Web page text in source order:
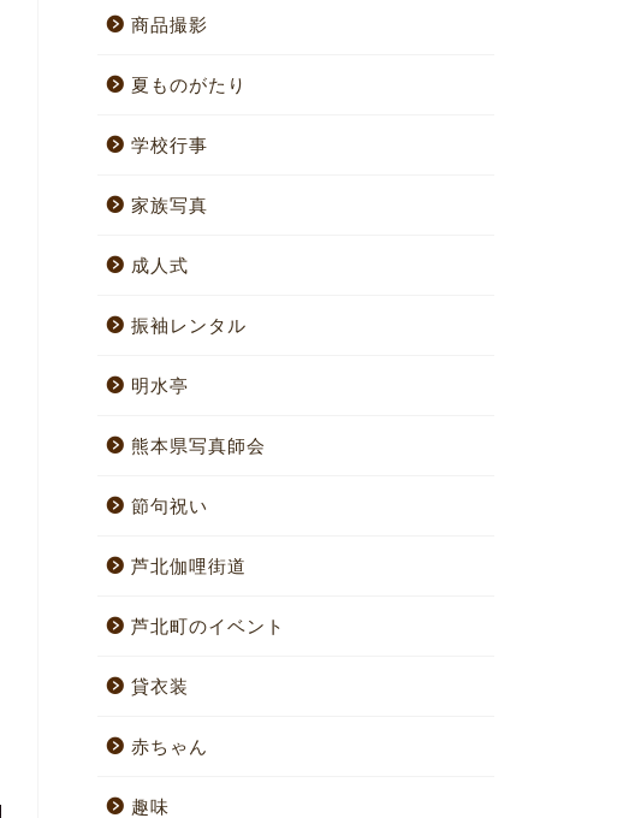
商品撮影
夏ものがたり
学校行事
家族写真
成人式
振袖レンタル
明水亭
熊本県写真師会
節句祝い
芦北伽哩街道
芦北町のイベント
貸衣装
赤ちゃん
趣味